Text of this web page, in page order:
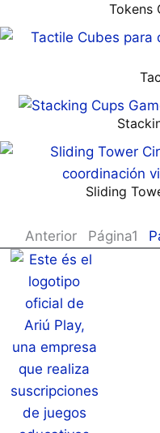
Tokens
Sliding
Anterior Página1